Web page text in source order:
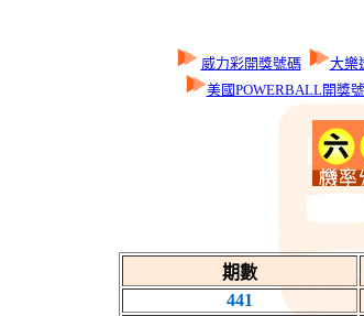
威力彩開獎號碼 大樂
美國POWERBALL開獎
期數
441